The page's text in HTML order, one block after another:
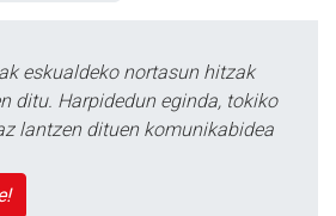
eskualdeko nortasun hitzak
ditu. Harpidedun eginda, tokiko
lantzen dituen komunikabidea